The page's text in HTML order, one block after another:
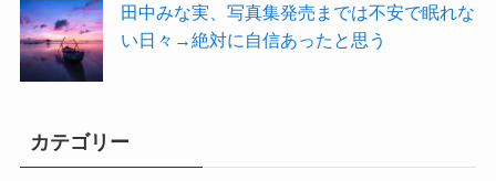
田中みな実、写真集発売までは不安で眠れな
い日々→絶対に自信あったと思う
カテゴリー